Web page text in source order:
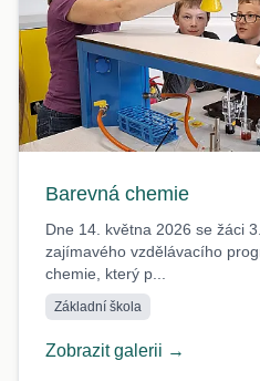
Barevná chemie
Dne 14. května 2026 se žáci
zajímavého vzdělávacího
chemie, který p...
Základní škola
Zobrazit galerii →